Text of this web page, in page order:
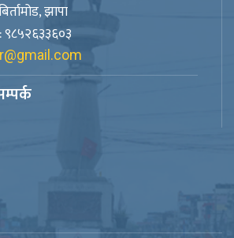
झापा
९८५२६३३६०३